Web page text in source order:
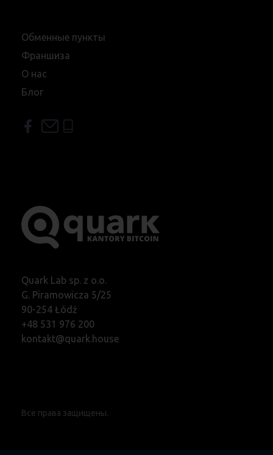
Обменные пункты
Франшиза
О нас
Блог
Quark Lab sp. z o.o.
G. Piramowicza 5/25
90-254 Łódź
+48 531 976 200
kontakt@quark.house
Все права защищены.